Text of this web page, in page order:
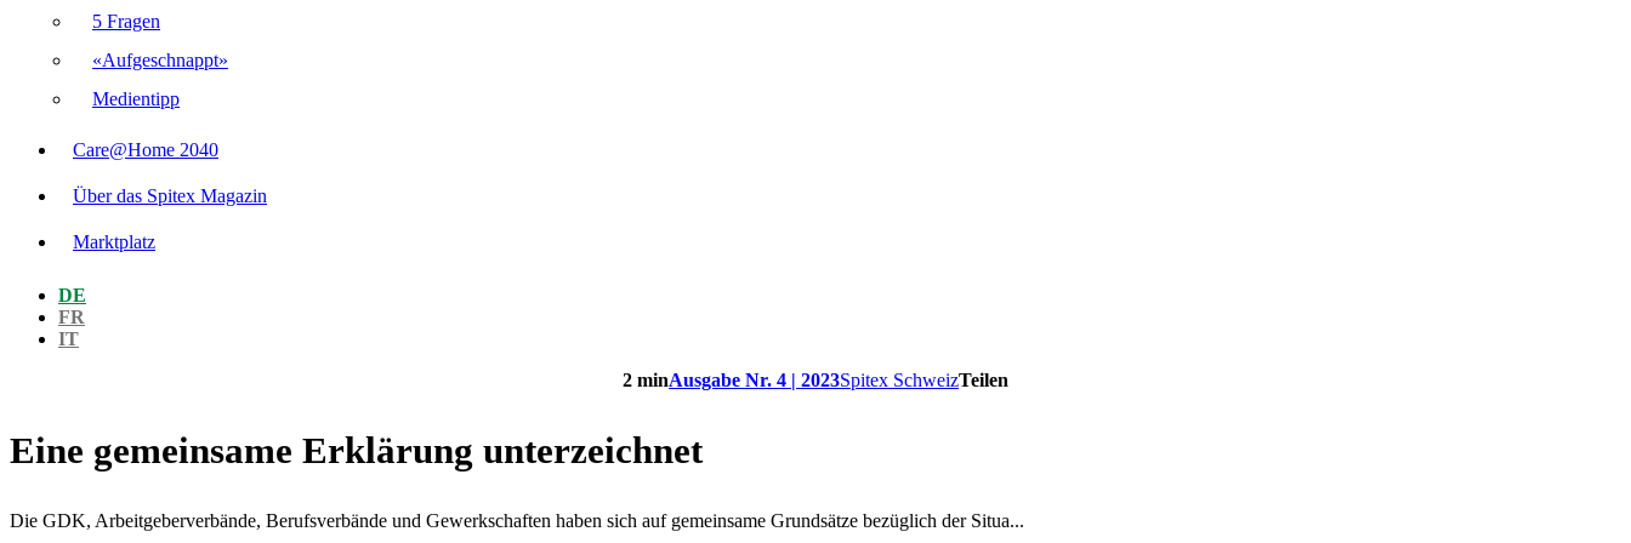
5 Fragen
«Aufgeschnappt»
Medientipp
Care@Home 2040
Über das Spitex Magazin
Marktplatz
DE
FR
IT
2 minAusgabe Nr. 4 | 2023Spitex SchweizTeilen
Eine gemeinsame Erklärung unterzeichnet
Die GDK, Arbeitgeberverbände, Berufsverbände und Gewerkschaften haben sich auf gemeinsame Grundsätze bezüglich der Situa...